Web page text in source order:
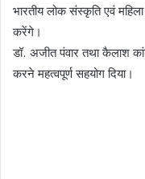
भारतीय लोक संस्कृति एवं
करेंगे।
डॉ. अजीत पंवार तथा कैलाश
करने महत्वपूर्ण सहयोग दिया।